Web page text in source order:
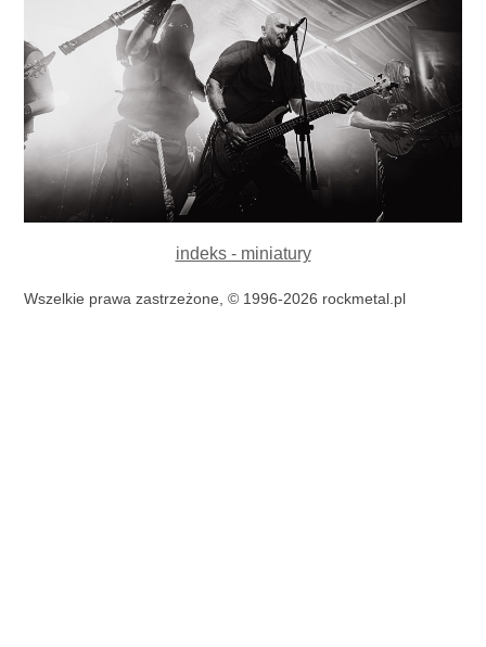
indeks - miniatury
Wszelkie prawa zastrzeżone, © 1996-2026 rockmetal.pl